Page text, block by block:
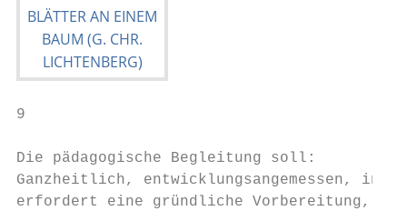
9
Die pädagogische Begleitung soll:
Ganzheitlich, entwicklungsangemessen,
erfordert eine gründliche Vorbereitung,